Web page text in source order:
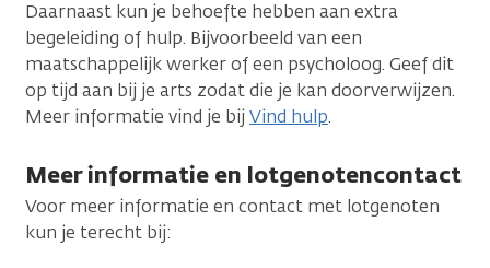
Daarnaast kun je behoefte hebben aan extra
begeleiding of hulp. Bijvoorbeeld van een
maatschappelijk werker of een psycholoog. Geef dit
op tijd aan bij je arts zodat die je kan doorverwijzen.
Meer informatie vind je bijVind hulp.
Meer informatie en lotgenotencontact
Voor meer informatie en contact met lotgenoten
kun je terecht bij: